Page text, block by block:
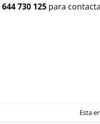
730 125 para
Esta